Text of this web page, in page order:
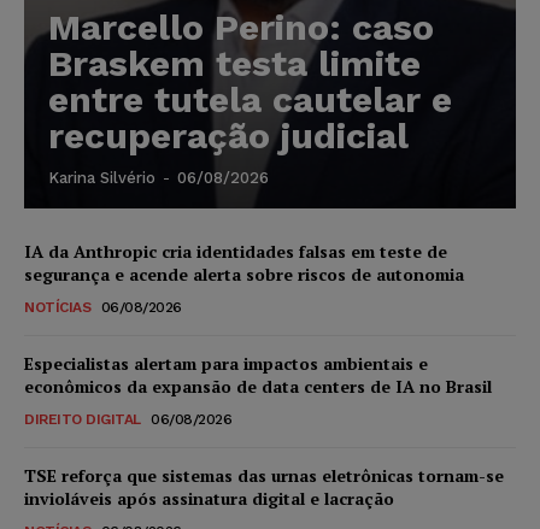
Marcello Perino: caso
Braskem testa limite
entre tutela cautelar e
recuperação judicial
Karina Silvério - 06/08/2026
IA da Anthropic cria identidades falsas em teste de
segurança e acende alerta sobre riscos de autonomia
NOTÍCIAS 06/08/2026
Especialistas alertam para impactos ambientais e
econômicos da expansão de data centers de IA no Brasil
DIREITO DIGITAL 06/08/2026
TSE reforça que sistemas das urnas eletrônicas tornam-se
invioláveis após assinatura digital e lacração